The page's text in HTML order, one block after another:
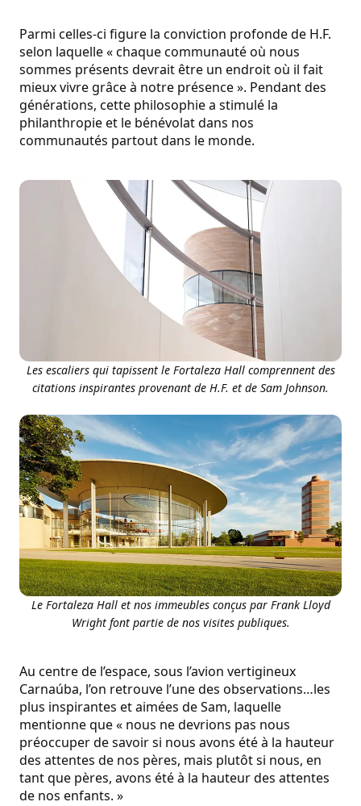
Parmi celles-ci figure la conviction profonde de H.F.
selon laquelle « chaque communauté où nous
sommes présents devrait être un endroit où il fait
mieux vivre grâce à notre présence ». Pendant des
générations, cette philosophie a stimulé la
philanthropie et le bénévolat dans nos
communautés partout dans le monde.
Les escaliers qui tapissent le Fortaleza Hall comprennent des
citations inspirantes provenant de H.F. et de Sam Johnson.
Le Fortaleza Hall et nos immeubles conçus par Frank Lloyd
Wright font partie de nos visites publiques.
Au centre de l’espace, sous l’avion vertigineux
Carnaúba, l’on retrouve l’une des observations…les
plus inspirantes et aimées de Sam, laquelle
mentionne que « nous ne devrions pas nous
préoccuper de savoir si nous avons été à la hauteur
des attentes de nos pères, mais plutôt si nous, en
tant que pères, avons été à la hauteur des attentes
de nos enfants. »